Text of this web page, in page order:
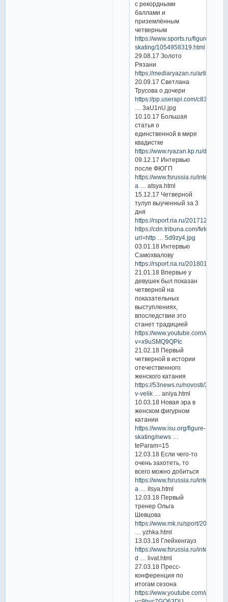
с рекордными
баллами и
приземлённым
четверным
https://www.sports.ru/figure-
skating/1054958319.html
29.08.17 Золото
Рязани
https://mediaryazan.ru/articles/
20.09.17 Светлана
Трусова о дочери
https://pp.userapi.com/c836732/
… 3aU1nU.jpg
10.10.17 Большая
статья о
единственной в мире
квадистке
https://www.ryazan.kp.ru/daily/
09.12.17 Интервью
после ФЮГП
https://www.fsrussia.ru/intervyu/
a
… atsya.html
15.12.17 Четверной
тулуп выученный за 3
дня
https://rsport.ria.ru/20171215/
https://cdn.tribuna.com/fetch/?
url=http … 5d9zy4.jpg
03.01.18 Интервью
Самохвалову
https://rsport.ria.ru/20180103/
21.01.18 Впервые у
девушек был показан
четверной на
показательных
выступлениях,
впоследствии это
станет традицией
https://www.youtube.com/watch?
v=x9uSMQ9QPIc
21.02.18 Первый
четверной в истории
отечественного
женского катания
https://53news.ru/novosti/37423-
v-velik … aniya.html
10.03.18 Новая эра в
женском фигурном
катании
https://www.isu.org/figure-
skating/news
teParam=15
12.03.18 Если чего-то
очень захотеть, то
всего можно добиться
https://www.fsrussia.ru/intervyu/
a
… itsya.html
12.03.18 Первый
тренер Ольга
Шевцова
https://www.mk.ru/sport/2018/03/
… yzhka.html
13.03.18 Глейхенгауз
https://www.fsrussia.ru/intervyu/
d
… livat.html
27.03.18 Пресс-
конференция по
итогам сезона
https://www.youtube.com/watch?